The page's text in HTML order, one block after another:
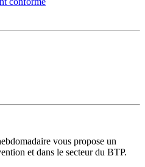
vous propose un
et dans le secteur du BTP.